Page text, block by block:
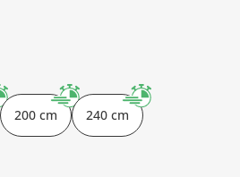
200 cm 240 cm